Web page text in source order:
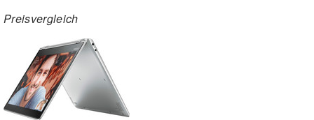
Preisvergleich